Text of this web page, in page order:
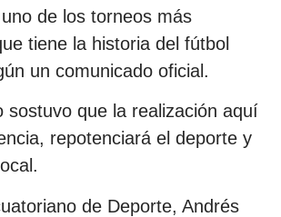
de los torneos más
tiene la historia del fútbol
un comunicado oficial.
sostuvo que la realización aquí
repotenciará el deporte y
de Deporte, Andrés